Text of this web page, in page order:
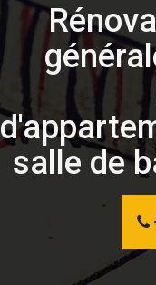
salle de